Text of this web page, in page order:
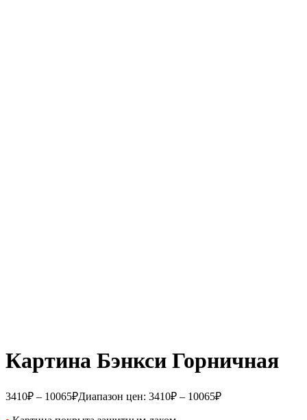
Картина Бэнкси Горничная
3410₽ – 10065₽Диапазон цен: 3410₽ – 10065₽